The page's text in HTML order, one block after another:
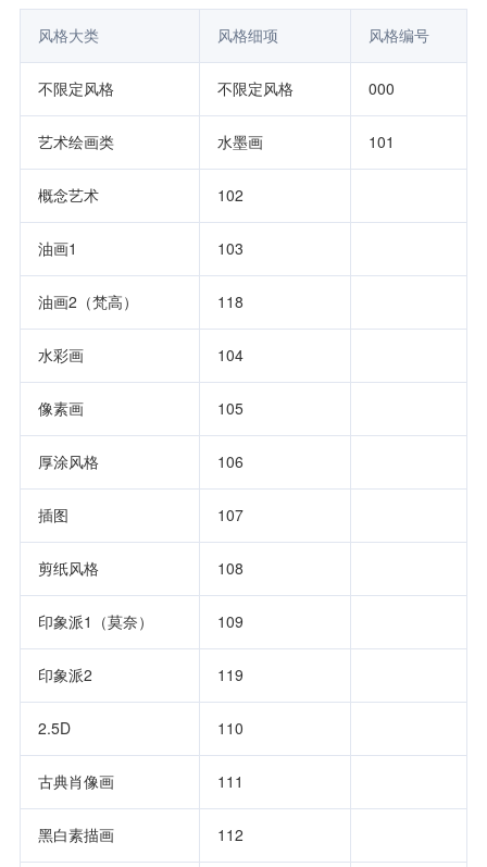
风格大类 风格细项 风格编号
不限定风格 不限定风格 000
艺术绘画类 水墨画 101
概念艺术 102
油画1 103
油画2（梵高） 118
水彩画 104
像素画 105
厚涂风格 106
插图 107
剪纸风格 108
印象派1（莫奈） 109
印象派2 119
2.5D 110
古典肖像画 111
黑白素描画 112